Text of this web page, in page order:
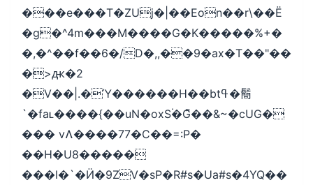
���e���T�ZUj�|��Eon��r\��Ë
�g�^4m���M����G�K�����%+�
�,�^��f��6�/D�,,��9�ax�T��"��
�>ԫ�2
�V��|.�Ύ������H��btߟ�鬝
`�faʟ����{��uN�oxS۬�G͌��&~�cUG�
��� vɅ����77�C��=:P�
��H�U8�����
���l�`�Ӥ�9ZV�sP�R#s�Ua#s�4YQ��